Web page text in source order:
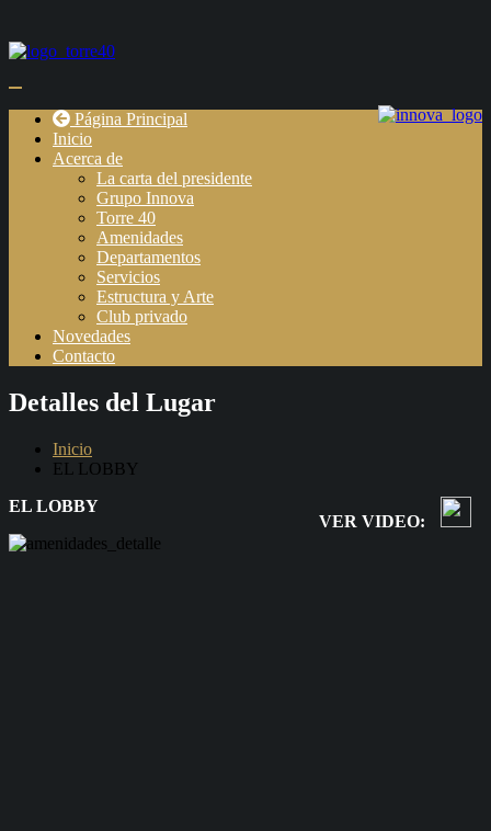
Página Principal
Inicio
Acerca de
La carta del presidente
Grupo Innova
Torre 40
Amenidades
Departamentos
Servicios
Estructura y Arte
Club privado
Novedades
Contacto
Detalles del Lugar
Inicio
EL LOBBY
EL LOBBY
VER VIDEO: